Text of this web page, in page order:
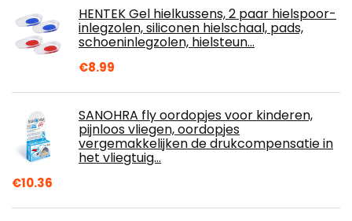
HENTEK Gel hielkussens, 2 paar hielspoor-
inlegzolen, siliconen hielschaal, pads,
schoeninlegzolen, hielsteun…
€8.99
SANOHRA fly oordopjes voor kinderen,
pijnloos vliegen, oordopjes
vergemakkelijken de drukcompensatie in
het vliegtuig…
€10.36